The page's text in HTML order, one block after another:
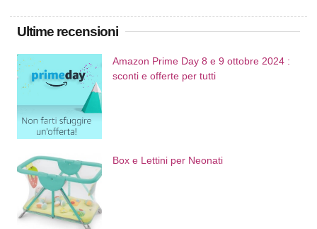
Ultime recensioni
Amazon Prime Day 8 e 9 ottobre 2024 :
sconti e offerte per tutti
Box e Lettini per Neonati